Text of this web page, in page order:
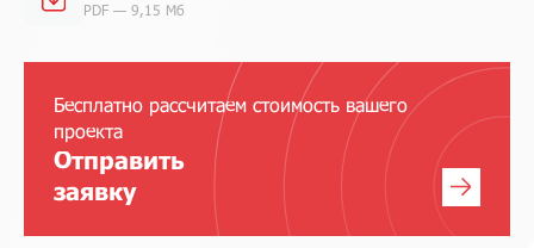
PDF — 9,15 Мб
Бесплатно рассчитаем стоимость вашего
проекта
Отправить
заявку